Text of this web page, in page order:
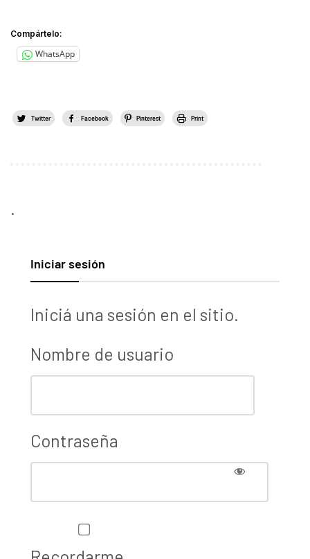
Compártelo:
WhatsApp
Twitter Facebook Pinterest Print
.
Iniciar sesión
Iniciá una sesión en el sitio.
Nombre de usuario
Contraseña